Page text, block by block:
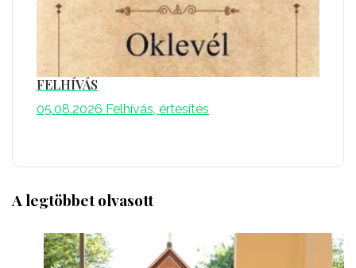
FELHÍVÁS
05.08.2026 Felhívás, értesítés
A legtöbbet olvasott